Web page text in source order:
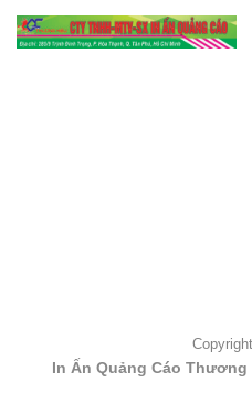
In Ấn Quảng Cáo Thương